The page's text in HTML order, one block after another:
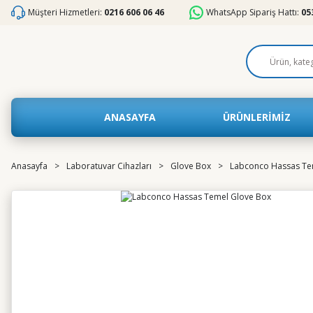
Müşteri Hizmetleri: 0216 606 06 46 WhatsApp Sipariş Hattı:
ANASAYFA ÜRÜNLERİMİZ
Anasayfa Laboratuvar Cihazları Glove Box Labconco Hassas